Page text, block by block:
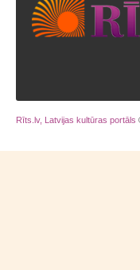
Rīts.lv, Latvijas kultūras portāls